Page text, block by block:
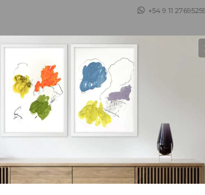
+54 9 11
TIENDA DE OBJETOS
$660